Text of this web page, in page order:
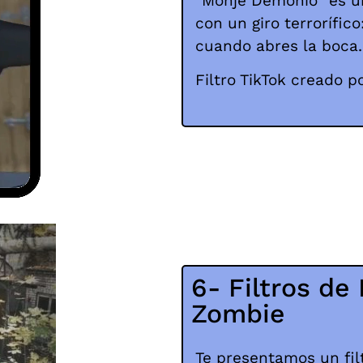
con un giro
cuando abres la boca.
Filtro TikTok creado
6- Filtros de
Zombie
Te presentamos un